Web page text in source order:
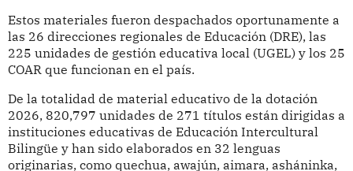
Estos materiales fueron despachados oportunamente a
las 26 direcciones regionales de Educación (DRE), las
225 unidades de gestión educativa local (UGEL) y los 25
COAR que funcionan en el país.
De la totalidad de material educativo de la dotación
2026, 820,797 unidades de 271 títulos están dirigidas a
instituciones educativas de Educación Intercultural
Bilingüe y han sido elaborados en 32 lenguas
originarias, como quechua, awajún, aimara, asháninka,